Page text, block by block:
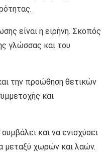
είναι η ειρήνη. Σκοπός
γλώσσας και του
την προώθηση θετικών
και
και να ενισχύσει
μεταξύ χωρών και λαών.